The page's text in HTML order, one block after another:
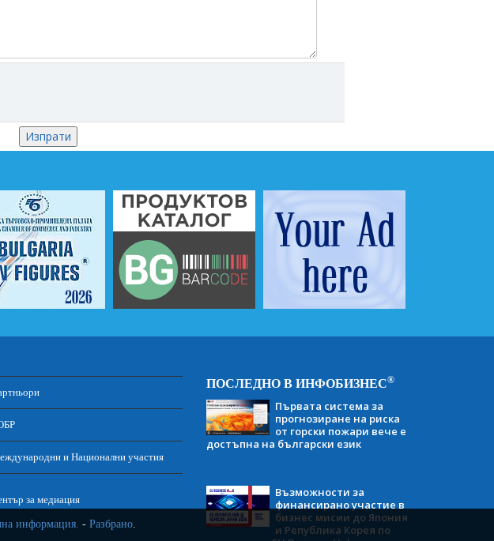
информация. - Разбрано.
и Национални участия
за медиация
ПОСЛЕДНО В ИНФОБИЗНЕС®
Първата система за
прогнозиране на риска
от горски пожари вече е
достъпна на български език
Възможности за
финансирано участие в
бизнес мисии до Япония
и Република Корея по